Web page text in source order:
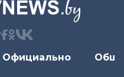
Официально